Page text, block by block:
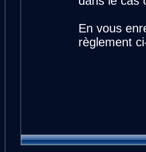
En vous
règlement